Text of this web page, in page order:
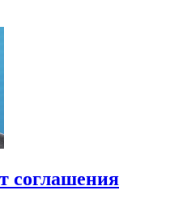
соглашения